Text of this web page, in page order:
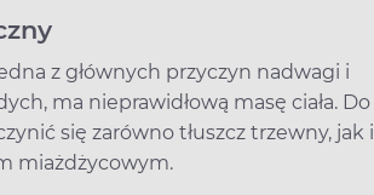
z głównych przyczyn nadwagi i
ma nieprawidłową masę ciała. Do
się zarówno tłuszcz trzewny, jak i
miażdżycowym.